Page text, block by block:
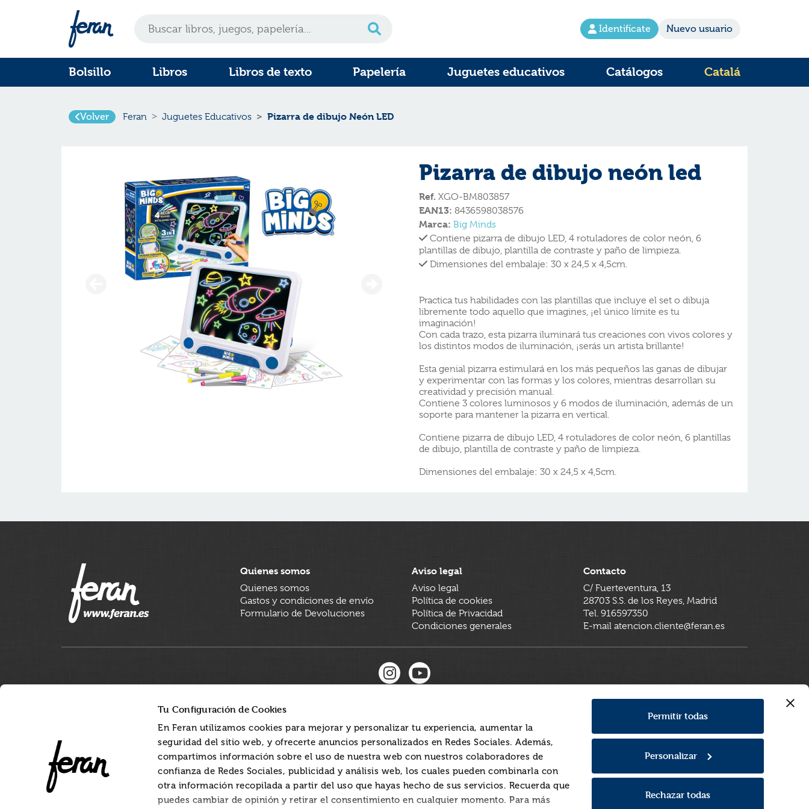
Tu Configuración de Cookies
En Feran utilizamos cookies para mejorar y personalizar tu experiencia, aumentar la
seguridad del sitio web, y ofrecerte anuncios personalizados en Redes Sociales. Además,
compartimos información sobre el uso de nuestra web con nuestros colaboradores de
confianza de Redes Sociales, publicidad y análisis web, los cuales pueden combinarla con
otra información recopilada a partir del uso que hayas hecho de sus servicios. Recuerda que
puedes cambiar de opinión y retirar el consentimiento en cualquier momento. Para más
Permitir todas
Personalizar
Rechazar todas
Identifícate Nuevo usuario
Bolsillo Libros Libros de texto Papelería Juguetes educativos Catálogos Catalá
Volver Feran Juguetes Educativos Pizarra de dibujo Neón LED
Pizarra de dibujo neón led
Ref. XGO-BM803857
EAN13: 8436598038576
Marca: Big Minds
Contiene pizarra de dibujo LED, 4 rotuladores de color neón, 6
plantillas de dibujo, plantilla de contraste y paño de limpieza.
Dimensiones del embalaje: 30 x 24,5 x 4,5cm.
Practica tus habilidades con las plantillas que incluye el set o dibuja
libremente todo aquello que imagines, ¡el único límite es tu
imaginación!
Con cada trazo, esta pizarra iluminará tus creaciones con vivos colores y
los distintos modos de iluminación, ¡serás un artista brillante!
Esta genial pizarra estimulará en los más pequeños las ganas de dibujar
y experimentar con las formas y los colores, mientras desarrollan su
creatividad y precisión manual.
Contiene 3 colores luminosos y 6 modos de iluminación, además de un
soporte para mantener la pizarra en vertical.
Contiene pizarra de dibujo LED, 4 rotuladores de color neón, 6 plantillas
de dibujo, plantilla de contraste y paño de limpieza.
Dimensiones del embalaje: 30 x 24,5 x 4,5cm.
Quienes somos
Quienes somos
Gastos y condiciones de envío
Formulario de Devoluciones
Aviso legal
Aviso legal
Política de cookies
Política de Privacidad
Condiciones generales
Contacto
C/ Fuerteventura, 13
28703 S.S. de los Reyes, Madrid
Tel. 916597350
E-mail atencion.cliente@feran.es